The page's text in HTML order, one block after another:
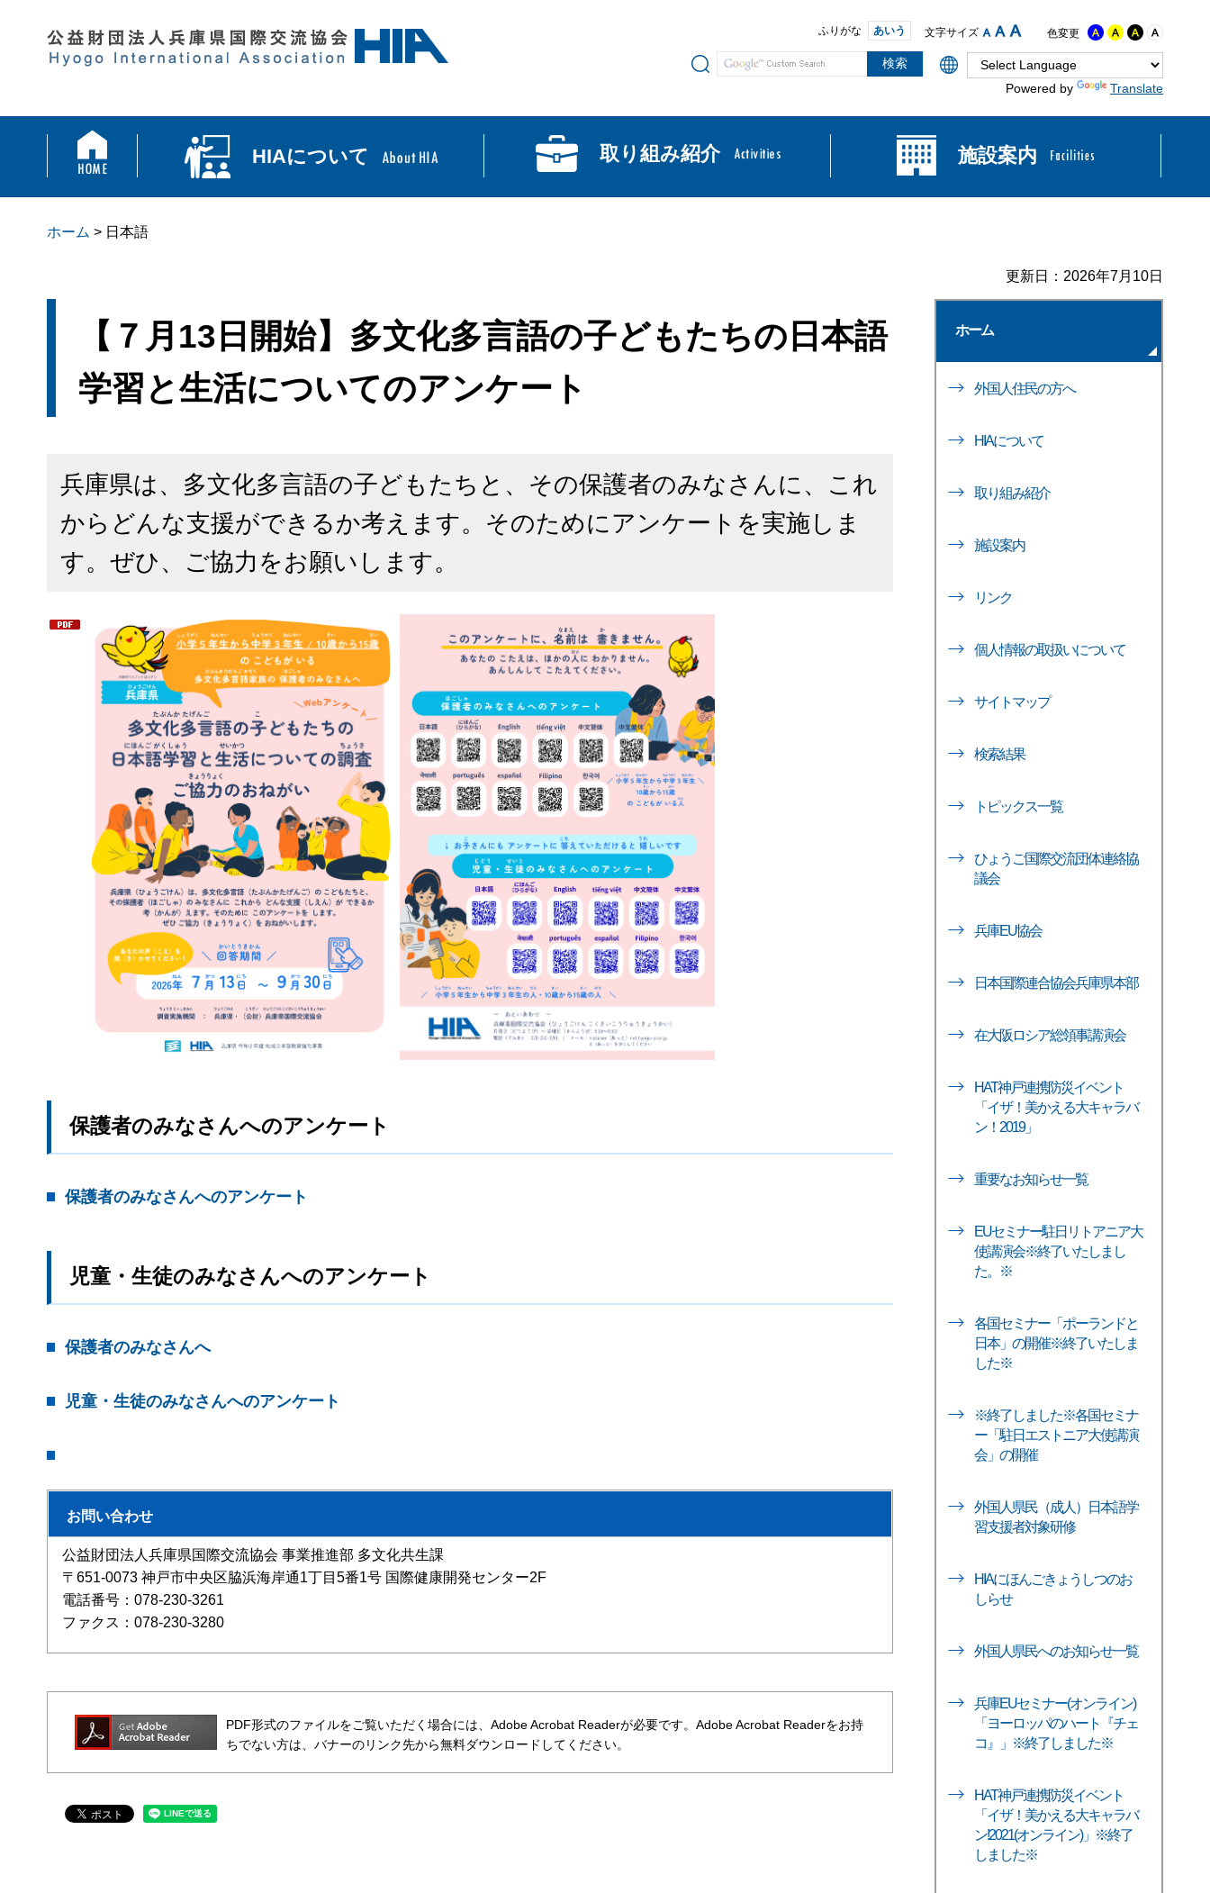
ふりがな あいう 文字サイズ 色変更
サイト内検索
Powered by
Translate
HIAについて 取り組み紹介 施設案内
ホーム > 日本語
更新日：2026年7月10日
【７月13日開始】多文化多言語の子どもたちの日本語
学習と生活についてのアンケート
兵庫県は、多文化多言語の子どもたちと、その保護者のみなさんに、これ
からどんな支援ができるか考えます。そのためにアンケートを実施しま
す。ぜひ、ご協力をお願いします。
保護者のみなさんへのアンケート
保護者のみなさんへのアンケート
児童・生徒のみなさんへのアンケート
保護者のみなさんへ
児童・生徒のみなさんへのアンケート
お問い合わせ
公益財団法人兵庫県国際交流協会 事業推進部 多文化共生課
〒651-0073 神戸市中央区脇浜海岸通1丁目5番1号 国際健康開発センター2F
電話番号：078-230-3261
ファクス：078-230-3280
PDF形式のファイルをご覧いただく場合には、Adobe Acrobat Readerが必要です。Adobe Acrobat Readerをお持
ちでない方は、バナーのリンク先から無料ダウンロードしてください。
ホーム
外国人住民の方へ
HIAについて
取り組み紹介
施設案内
リンク
個人情報の取扱いについて
サイトマップ
検索結果
トピックス一覧
ひょうご国際交流団体連絡協
議会
兵庫EU協会
日本国際連合協会兵庫県本部
在大阪ロシア総領事講演会
HAT神戸連携防災イベント
「イザ！美かえる大キャラバ
ン！2019」
重要なお知らせ一覧
EUセミナー駐日リトアニア大
使講演会※終了いたしまし
た。※
各国セミナー「ポーランドと
日本」の開催※終了いたしま
した※
※終了しました※各国セミナ
ー「駐日エストニア大使講演
会」の開催
外国人県民（成人）日本語学
習支援者対象研修
HIAにほんごきょうしつのお
しらせ
外国人県民へのお知らせ一覧
兵庫EUセミナー(オンライン)
「ヨーロッパのハート『チェ
コ』」※終了しました※
HAT神戸連携防災イベント
「イザ！美かえる大キャラバ
ン!2021(オンライン)」※終了
しました※